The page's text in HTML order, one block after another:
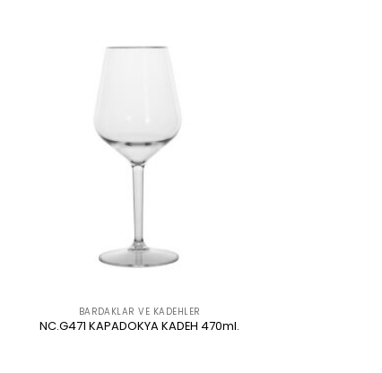
BARDAKLAR VE KADEHLER
NC.G471 KAPADOKYA KADEH 470ml.